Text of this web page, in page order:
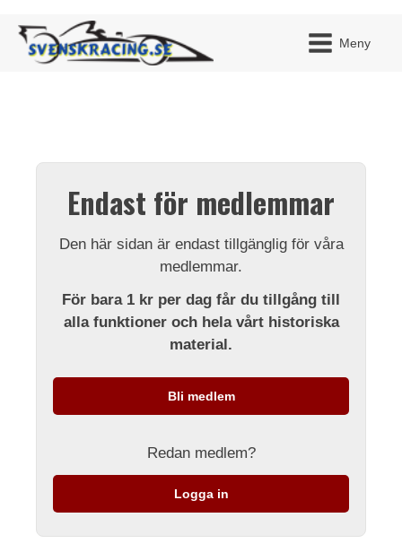
Meny
Endast för medlemmar
Den här sidan är endast tillgänglig för våra
medlemmar.
För bara 1 kr per dag får du tillgång till
alla funktioner och hela vårt historiska
material.
Bli medlem
Redan medlem?
Logga in